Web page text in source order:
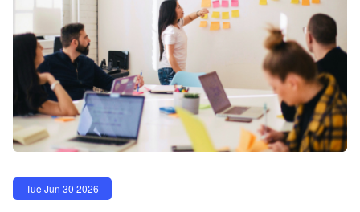
Tue Jun 30 2026